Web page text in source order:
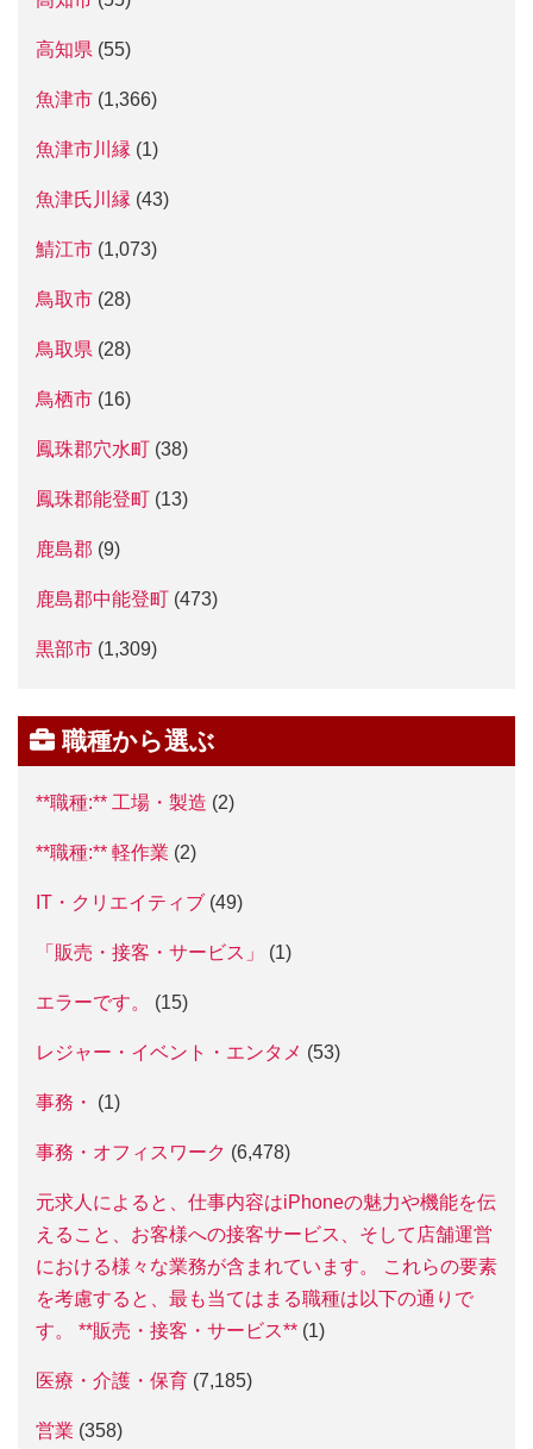
高知県 (55)
魚津市 (1,366)
魚津市川縁 (1)
魚津氏川縁 (43)
鯖江市 (1,073)
鳥取市 (28)
鳥取県 (28)
鳥栖市 (16)
鳳珠郡穴水町 (38)
鳳珠郡能登町 (13)
鹿島郡 (9)
鹿島郡中能登町 (473)
黒部市 (1,309)
職種から選ぶ
**職種:** 工場・製造 (2)
**職種:** 軽作業 (2)
IT・クリエイティブ (49)
「販売・接客・サービス」 (1)
エラーです。 (15)
レジャー・イベント・エンタメ (53)
事務・ (1)
事務・オフィスワーク (6,478)
元求人によると、仕事内容はiPhoneの魅力や機能を伝
えること、お客様への接客サービス、そして店舗運営
における様々な業務が含まれています。 これらの要素
を考慮すると、最も当てはまる職種は以下の通りで
す。 **販売・接客・サービス** (1)
医療・介護・保育 (7,185)
営業 (358)